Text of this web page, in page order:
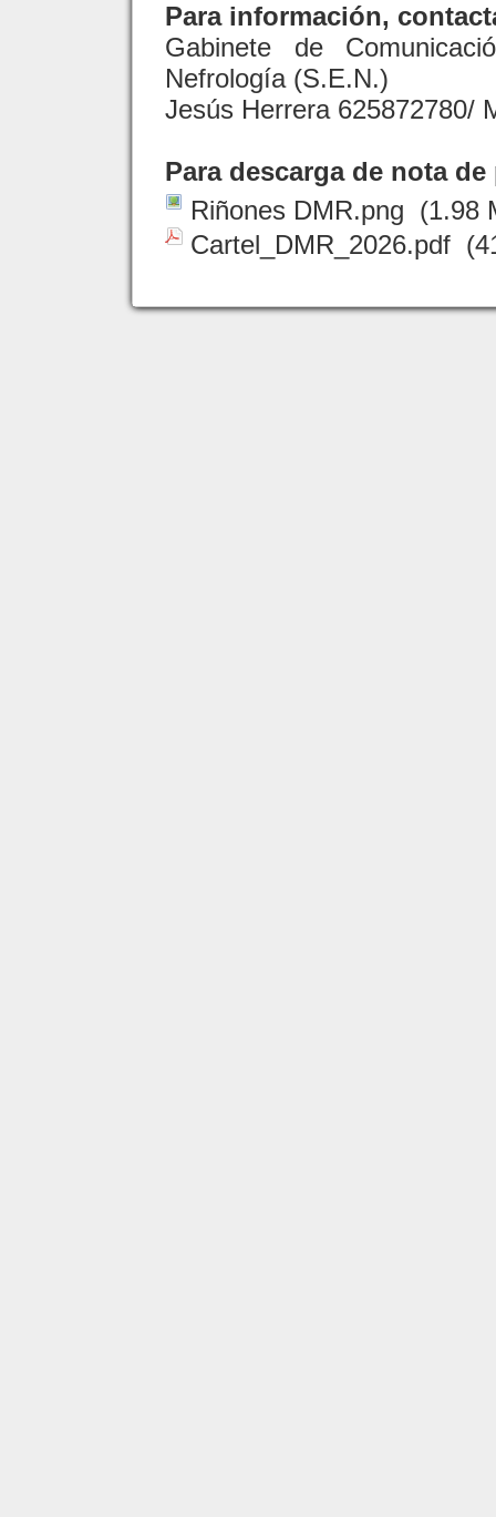
Para información,
Gabinete de
Nefrología (S.E.N.)
Jesús Herrera 625872780/
Para descarga de nota
Riñones DMR.png (1.98
Cartel_DMR_2026.pdf